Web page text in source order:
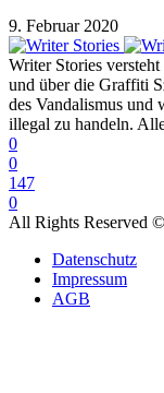
9. Februar 2020
Writer Stories
und über die Graffiti
des Vandalismus und
illegal zu handeln.
0
0
147
0
All Rights Reserved
Datenschutz
Impressum
AGB